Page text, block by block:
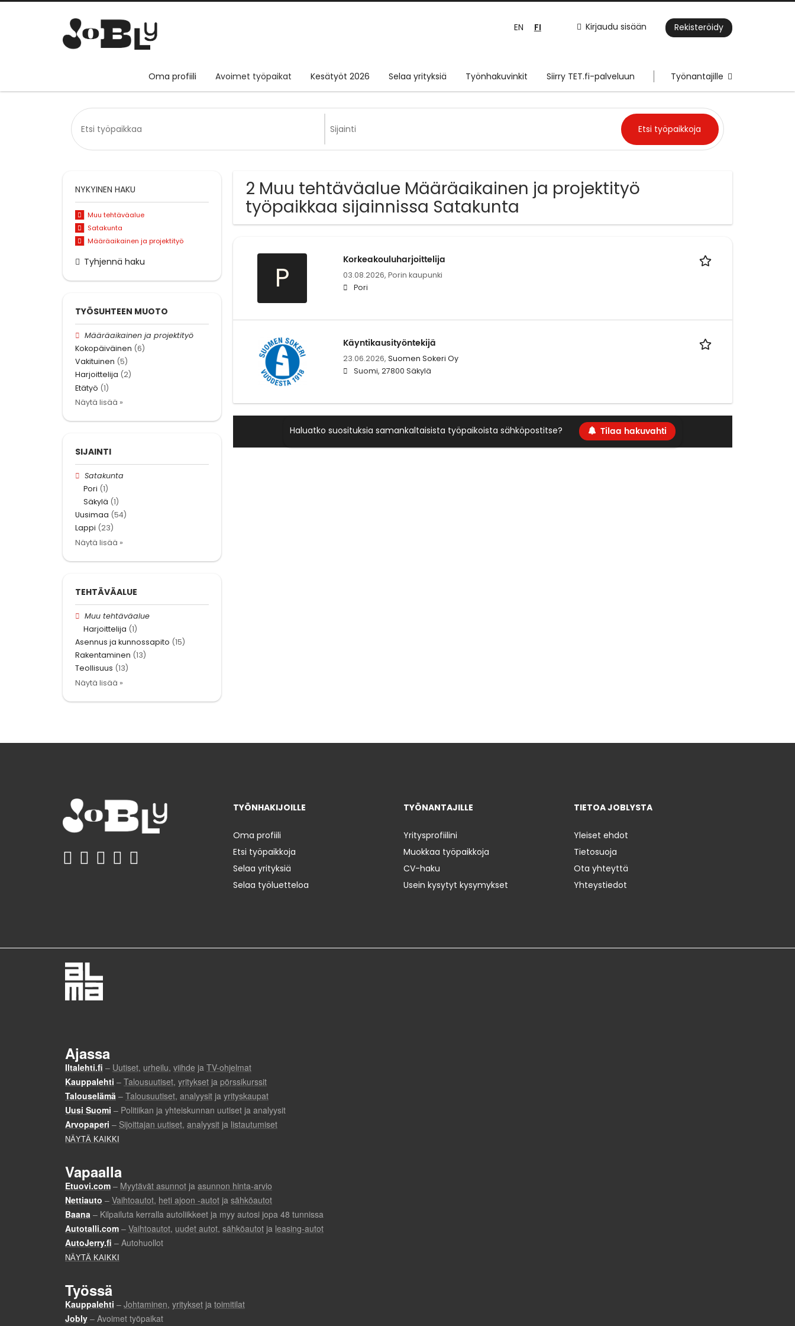
Kirjaudu sisään Rekisteröidy
EN FI
Oma profiili Avoimet työpaikat Kesätyöt 2026 Selaa yrityksiä Työnhakuvinkit Siirry TET.fi-palveluun Työnantajille
2 Muu tehtäväalue Määräaikainen ja projektityö
työpaikkaa sijainnissa Satakunta
P
Korkeakouluharjoittelija
03.08.2026, Porin kaupunki
Pori
Käyntikausityöntekijä
23.06.2026, Suomen Sokeri Oy
Suomi, 27800 Säkylä
Haluatko suosituksia samankaltaisista työpaikoista sähköpostitse? Tilaa hakuvahti
NYKYINEN HAKU
Muu tehtäväalue
Satakunta
Määräaikainen ja projektityö
Tyhjennä haku
TYÖSUHTEEN MUOTO
Määräaikainen ja projektityö
Kokopäiväinen (6)
Vakituinen (5)
Harjoittelija (2)
Etätyö (1)
Näytä lisää »
SIJAINTI
Satakunta
Pori (1)
Säkylä (1)
Uusimaa (54)
Lappi (23)
Näytä lisää »
TEHTÄVÄALUE
Muu tehtäväalue
Harjoittelija (1)
Asennus ja kunnossapito (15)
Rakentaminen (13)
Teollisuus (13)
Näytä lisää »
TYÖNHAKIJOILLE
Oma profiili
Etsi työpaikkoja
Selaa yrityksiä
Selaa työluetteloa
TYÖNANTAJILLE
Yritysprofiilini
Muokkaa työpaikkoja
CV-haku
Usein kysytyt kysymykset
TIETOA JOBLYSTA
Yleiset ehdot
Tietosuoja
Ota yhteyttä
Yhteystiedot